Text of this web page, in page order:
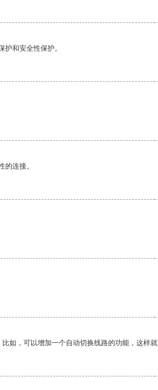
和安全性保护。
连接。
如，可以增加一个自动切换线路的功能，这样